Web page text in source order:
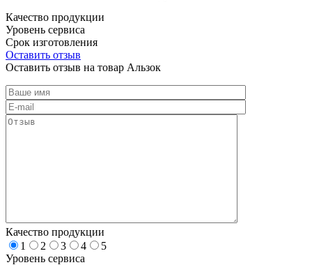
Качество продукции
Уровень сервиса
Срок изготовления
Оставить отзыв
Оставить отзыв на товар Альзок
Качество продукции
1
2 3 4
5
Уровень сервиса